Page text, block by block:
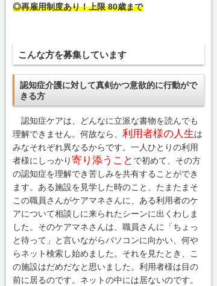
◎再雇用制度あり！上限 80歳まで
こんな方を募集しています
認知症介護に対して真剣かつ意欲的に行動がで
きる方
認知症ケアは、どんなに立派な書物を読んでも
理解できません。何故なら、利用者様の人生は
みなそれぞれ異なるからです。一人ひとりの利用
者様にしっかり寄り添うこと で初めて、その方
の認知症を理解でき苦しみを共有することができ
ます。ある施設を見学した時のこと、たまたまそ
この職員さんがケアマネさんに、ある利用者のケ
アについて相談しに来られたシーンに出くわしま
した。そのケアマネさんは、職員さんに「ちょっ
と待って」と言いながらパソコンに向かい、何や
らネット検索し始めました。それを見たとき、こ
の施設はだめだなと思いました。利用者様は目の
前に居るのです。ネットの中には居ないのです。